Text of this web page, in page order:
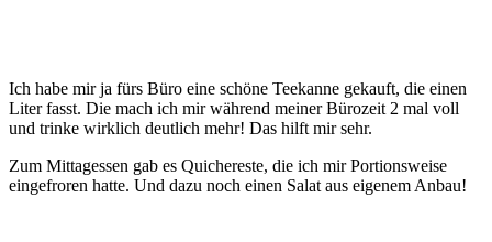
Ich habe mir ja fürs Büro eine schöne Teekanne gekauft, die einen
Liter fasst. Die mach ich mir während meiner Bürozeit 2 mal voll
und trinke wirklich deutlich mehr! Das hilft mir sehr.
Zum Mittagessen gab es Quichereste, die ich mir Portionsweise
eingefroren hatte. Und dazu noch einen Salat aus eigenem Anbau!